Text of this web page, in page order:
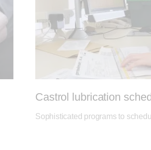
Castrol lubrication
Sophisticated programs to